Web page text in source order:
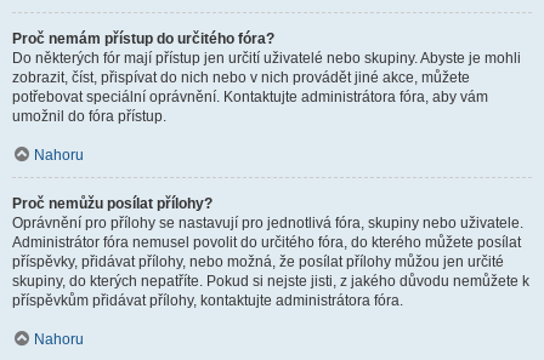
Proč nemám přístup do určitého fóra?
Do některých fór mají přístup jen určití uživatelé nebo skupiny. Abyste je mohli
zobrazit, číst, přispívat do nich nebo v nich provádět jiné akce, můžete
potřebovat speciální oprávnění. Kontaktujte administrátora fóra, aby vám
umožnil do fóra přístup.
Nahoru
Proč nemůžu posílat přílohy?
Oprávnění pro přílohy se nastavují pro jednotlivá fóra, skupiny nebo uživatele.
Administrátor fóra nemusel povolit do určitého fóra, do kterého můžete posílat
příspěvky, přidávat přílohy, nebo možná, že posílat přílohy můžou jen určité
skupiny, do kterých nepatříte. Pokud si nejste jisti, z jakého důvodu nemůžete k
příspěvkům přidávat přílohy, kontaktujte administrátora fóra.
Nahoru